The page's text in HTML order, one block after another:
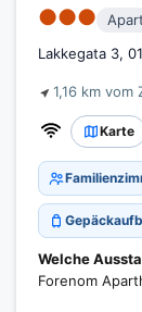
●●●
Lakkegata 3,
1,16 km vom
Karte
Welche
Forenom